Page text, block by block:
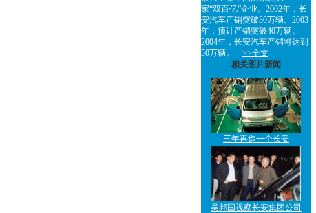
家“双百亿”企业。2002年，长
安汽车产销突破30万辆。2003
年，预计产销突破40万辆。
2004年，长安汽车产销将达到
50万辆。 >>全文
相关图片新闻
三年再造一个长安
吴邦国视察长安集团公司